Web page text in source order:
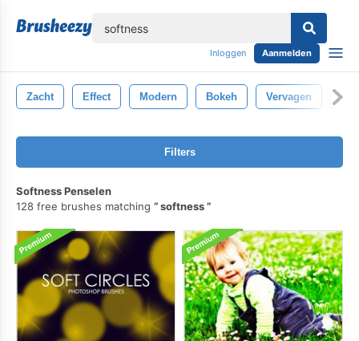
Inloggen Aanmelden
Zacht Effect Modern Bokeh Vervagen
Filters
Softness Penselen
128 free brushes matching
softness